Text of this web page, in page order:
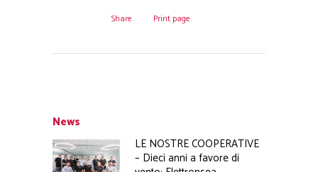
Share Print page
News
LE NOSTRE COOPERATIVE
– Dieci anni a favore di